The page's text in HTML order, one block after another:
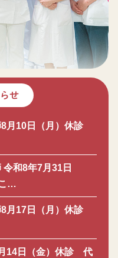
せ
8月10日（月）休診
和8年7月31日
…
8月17日（月）休診
14日（金）休診 代